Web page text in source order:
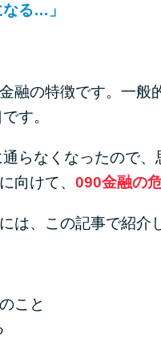
る…」
融の特徴です。一般
す。
らなくなったので
向けて、 090金融の
は、この記事で紹介
こと